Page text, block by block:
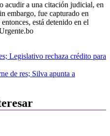
acudir a una citación judicial, en
embargo, fue capturado en
está detenido en el
Legislativo rechaza crédito para
de res; Silva apunta a